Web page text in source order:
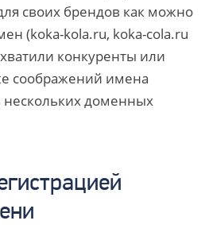
своих брендов как можно
(koka-kola.ru, koka-cola.ru
конкуренты или
соображений имена
нескольких доменных